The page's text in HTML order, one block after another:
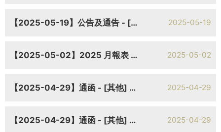
【2025-05-19】公告及通告 - [其他-雜項] 有關本公司截至二零二四年十二月三十一日止年度年報的補充公告 2025-05-19
【2025-05-02】2025 月報表 截至2025年4月30日止月份之股份發行人之證券變動月報表 2025-05-02
【2025-04-29】通函 - [其他] 致登記股東之通知信函及回條 2025-04-29
【2025-04-29】通函 - [其他] 致非登記股東之通知信函及回條 2025-04-29